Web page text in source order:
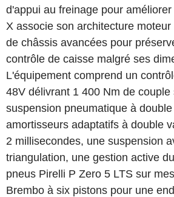
d'appui au freinage pour
X associe son architecture
de châssis avancées pour
contrôle de caisse malgré ses
L'équipement comprend un
48V délivrant 1 400 Nm de couple
suspension pneumatique à
amortisseurs adaptatifs à double
2 millisecondes, une suspension
triangulation, une gestion active
pneus Pirelli P Zero 5 LTS sur
Brembo à six pistons pour une